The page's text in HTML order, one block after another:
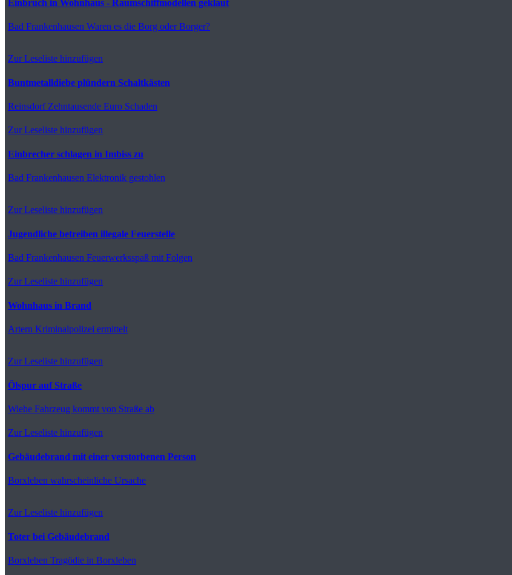
Einbruch in Wohnhaus - Raumschiffmodellen geklaut
Bad Frankenhausen Waren es die Borg oder Borger?
Zur Leseliste hinzufügen
Buntmetalldiebe plündern Schaltkästen
ReinsdorfZehntausende Euro Schaden
Zur Leseliste hinzufügen
Einbrecher schlagen in Imbiss zu
Bad Frankenhausen Elektronik gestohlen
Zur Leseliste hinzufügen
Jugendliche betreiben illegale Feuerstelle
Bad Frankenhausen Feuerwerksspaß mit Folgen
Zur Leseliste hinzufügen
Wohnhaus in Brand
Artern Kriminalpolizei ermittelt
Zur Leseliste hinzufügen
Ölspur auf Straße
Wiehe Fahrzeug kommt von Straße ab
Zur Leseliste hinzufügen
Gebäudebrand mit einer verstorbenen Person
Borxleben wahrscheinliche Ursache
Zur Leseliste hinzufügen
Toter bei Gebäudebrand
Borxleben Tragödie in Borxleben